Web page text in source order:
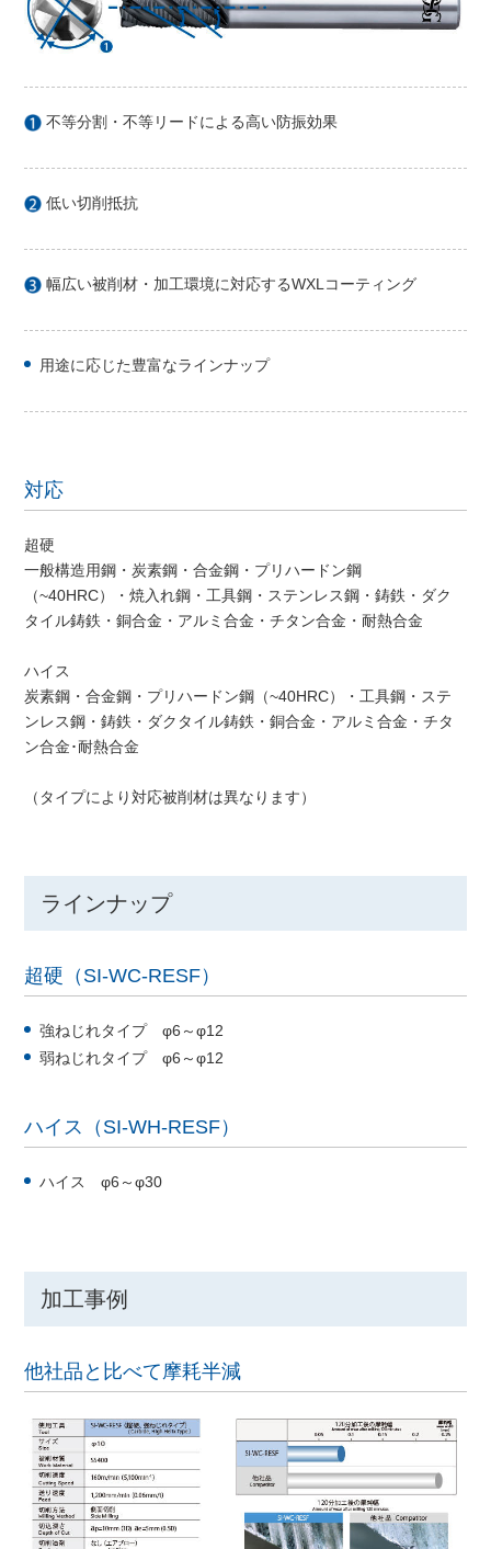
不等分割・不等リードによる高い防振効果
低い切削抵抗
幅広い被削材・加工環境に対応するWXLコーティング
用途に応じた豊富なラインナップ
対応
超硬
一般構造用鋼・炭素鋼・合金鋼・プリハードン鋼
（~40HRC）・焼入れ鋼・工具鋼・ステンレス鋼・鋳鉄・ダク
タイル鋳鉄・銅合金・アルミ合金・チタン合金・耐熱合金
ハイス
炭素鋼・合金鋼・プリハードン鋼（~40HRC）・工具鋼・ステ
ンレス鋼・鋳鉄・ダクタイル鋳鉄・銅合金・アルミ合金・チタ
ン合金･耐熱合金
（タイプにより対応被削材は異なります）
ラインナップ
超硬（SI-WC-RESF）
強ねじれタイプ φ6～φ12
弱ねじれタイプ φ6～φ12
ハイス（SI-WH-RESF）
ハイス φ6～φ30
加工事例
他社品と比べて摩耗半減